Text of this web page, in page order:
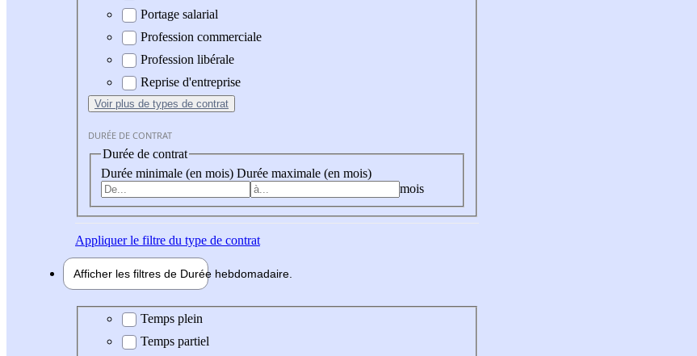
Portage salarial
Profession commerciale
Profession libérale
Reprise d'entreprise
Voir plus de types de contrat
DURÉE DE CONTRAT
Durée de contrat
Durée minimale (en mois) Durée maximale (en mois)
mois
Appliquerle filtre du type de contrat
Afficher les filtres de Durée hebdomadaire
Durée hebdomadaire
Temps plein
Temps partiel